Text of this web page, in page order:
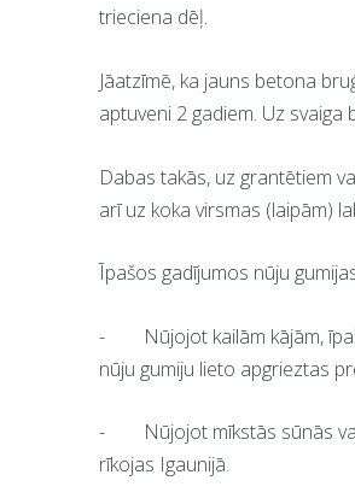
trieciena dēļ.
Jāatzīmē, ka jauns betona
aptuveni 2 gadiem. Uz svaiga
Dabas takās, uz grantētiem
arī uz koka virsmas (laipām)
Īpašos gadījumos nūju
- Nūjojot kailām kājām,
nūju gumiju lieto apgrieztas
- Nūjojot mīkstās sūnās
rīkojas Igaunijā.